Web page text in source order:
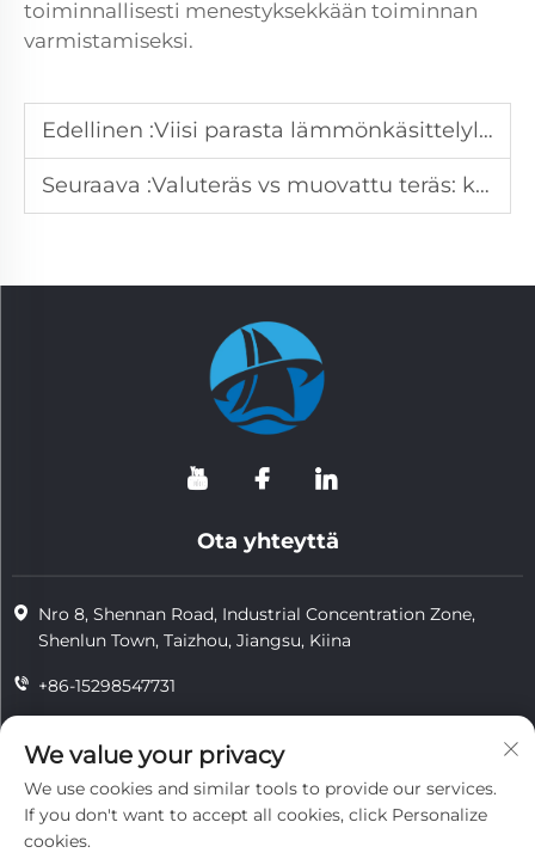
toiminnallisesti menestyksekkään toiminnan
varmistamiseksi.
Edellinen :Viisi parasta lämmönkäsittelylaatikkoainetta teolliseen käyttöön
Seuraava :Valuteräs vs muovattu teräs: kumpi on parempi?
Ota yhteyttä
Nro 8, Shennan Road, Industrial Concentration Zone,
Shenlun Town, Taizhou, Jiangsu, Kiina
+86-15298547731
[email protected]
We value your privacy
We use cookies and similar tools to provide our services.
If you don't want to accept all cookies, click Personalize
cookies.